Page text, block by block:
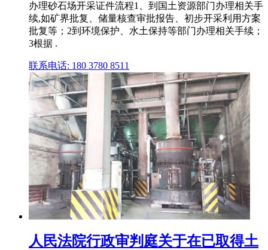
办理砂石场开采证件流程1、到国土资源部门办理相关手
续,如矿界批复、储量核查审批报告、初步开采利用方案
批复等；2到环境保护、水土保持等部门办理相关手续；
3根据 .
联系电话: 180 3780 8511
人民法院行政审判庭关于在已取得土